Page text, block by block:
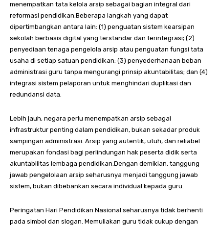
menempatkan tata kelola arsip sebagai bagian integral dari
reformasi pendidikan.Beberapa langkah yang dapat
dipertimbangkan antara lain: (1) penguatan sistem kearsipan
sekolah berbasis digital yang terstandar dan terintegrasi; (2)
penyediaan tenaga pengelola arsip atau penguatan fungsi tata
usaha di setiap satuan pendidikan; (3) penyederhanaan beban
administrasi guru tanpa mengurangi prinsip akuntabilitas; dan (4)
integrasi sistem pelaporan untuk menghindari duplikasi dan
redundansi data.
Lebih jauh, negara perlu menempatkan arsip sebagai
infrastruktur penting dalam pendidikan, bukan sekadar produk
sampingan administrasi. Arsip yang autentik, utuh, dan reliabel
merupakan fondasi bagi perlindungan hak peserta didik serta
akuntabilitas lembaga pendidikan.Dengan demikian, tanggung
jawab pengelolaan arsip seharusnya menjadi tanggung jawab
sistem, bukan dibebankan secara individual kepada guru.
Peringatan Hari Pendidikan Nasional seharusnya tidak berhenti
pada simbol dan slogan. Memuliakan guru tidak cukup dengan